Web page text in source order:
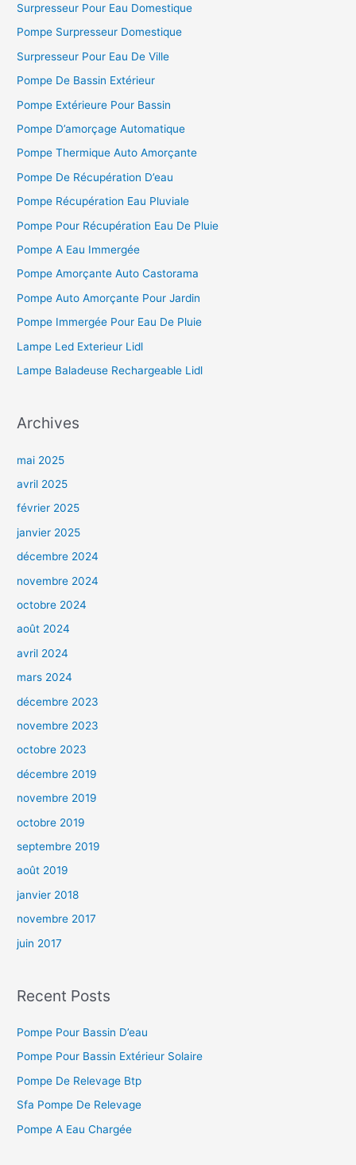
Surpresseur Pour Eau Domestique
Pompe Surpresseur Domestique
Surpresseur Pour Eau De Ville
Pompe De Bassin Extérieur
Pompe Extérieure Pour Bassin
Pompe D’amorçage Automatique
Pompe Thermique Auto Amorçante
Pompe De Récupération D’eau
Pompe Récupération Eau Pluviale
Pompe Pour Récupération Eau De Pluie
Pompe A Eau Immergée
Pompe Amorçante Auto Castorama
Pompe Auto Amorçante Pour Jardin
Pompe Immergée Pour Eau De Pluie
Lampe Led Exterieur Lidl
Lampe Baladeuse Rechargeable Lidl
Archives
mai 2025
avril 2025
février 2025
janvier 2025
décembre 2024
novembre 2024
octobre 2024
août 2024
avril 2024
mars 2024
décembre 2023
novembre 2023
octobre 2023
décembre 2019
novembre 2019
octobre 2019
septembre 2019
août 2019
janvier 2018
novembre 2017
juin 2017
Recent Posts
Pompe Pour Bassin D’eau
Pompe Pour Bassin Extérieur Solaire
Pompe De Relevage Btp
Sfa Pompe De Relevage
Pompe A Eau Chargée